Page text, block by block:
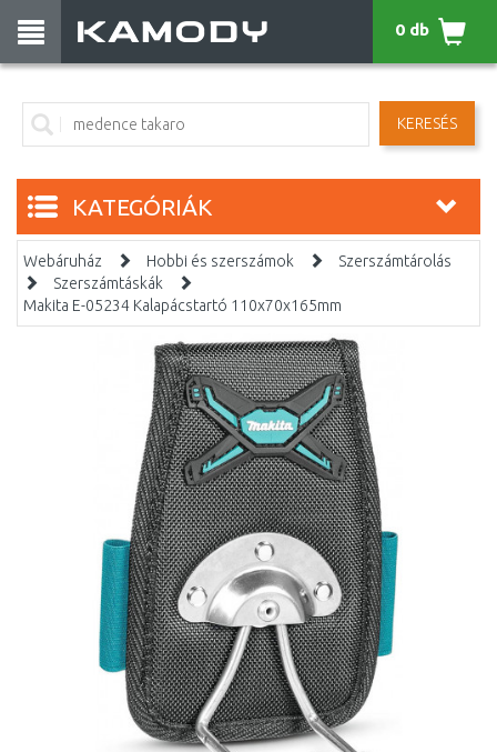
KERESÉS
0 db
KATEGÓRIÁK
Webáruház Hobbi és szerszámok
Szerszámtárolás
Szerszámtáskák
Makita E-05234 Kalapácstartó 110x70x165mm